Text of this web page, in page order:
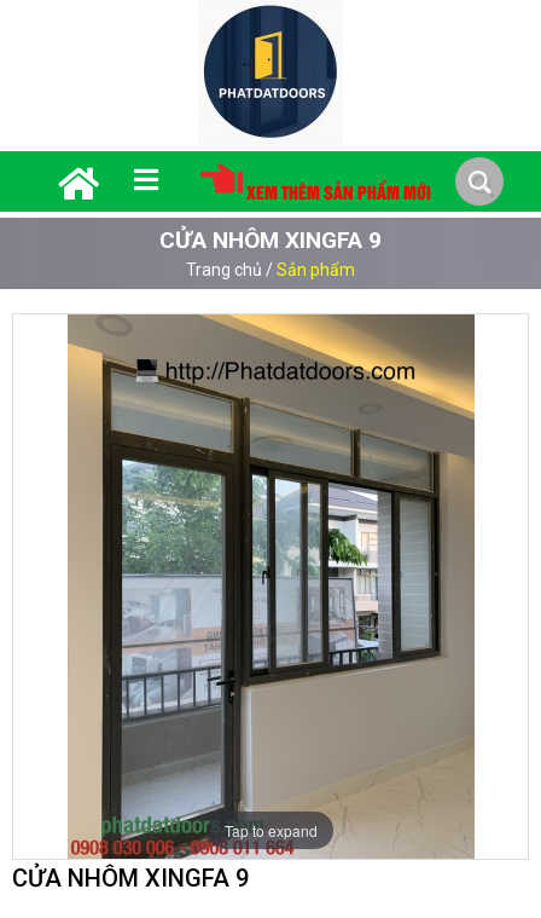
XEM THÊM SẢN PHẨM MỚI
CỬA NHÔM XINGFA 9
Trang chủ / Sản phẩm
Tap to expand
CỬA NHÔM XINGFA 9